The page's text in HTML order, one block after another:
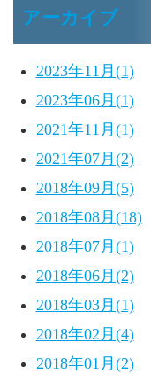
アーカイブ
2023年11月(1)
2023年06月(1)
2021年11月(1)
2021年07月(2)
2018年09月(5)
2018年08月(18)
2018年07月(1)
2018年06月(2)
2018年03月(1)
2018年02月(4)
2018年01月(2)